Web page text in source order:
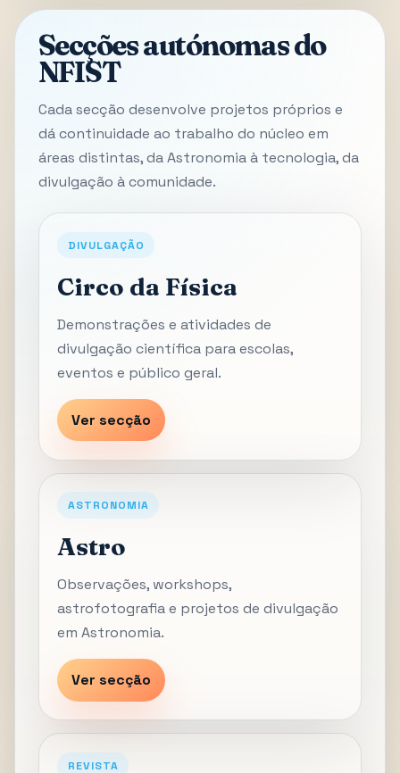
Secções autónomas do
NFIST
Cada secção desenvolve projetos próprios e
dá continuidade ao trabalho do núcleo em
áreas distintas, da Astronomia à tecnologia, da
divulgação à comunidade.
DIVULGAÇÃO
Circo da Física
Demonstrações e atividades de
divulgação científica para escolas,
eventos e público geral.
Ver secção
ASTRONOMIA
Astro
Observações, workshops,
astrofotografia e projetos de divulgação
em Astronomia.
Ver secção
REVISTA